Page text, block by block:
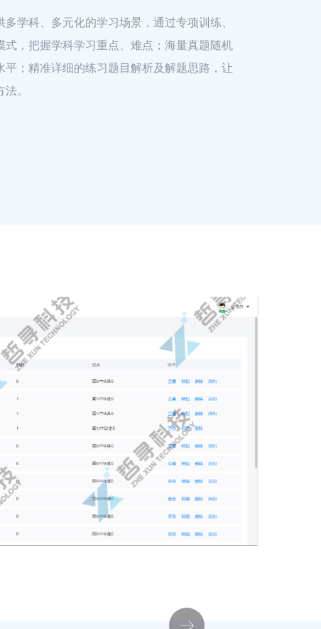
学科、多元化的学习场景，通过专项训练、
式，把握学科学习重点、难点；海量真题随机
平；精准详细的练习题目解析及解题思路，让
。